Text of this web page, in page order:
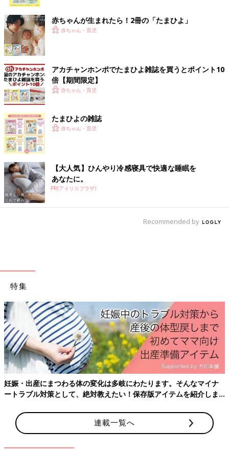
出典：Instagramアカウント「marru____00」
クロシェ（かぎ針編み）が注目を集めているため、着るだけでト
レンドコーデが完成します♪ 投稿のような長袖Tシャツのほか、
ブラウスや半袖Tシャツなど、合わせるインナーしだいで印象が
変わるのも魅力◎。パンツ、スカート、ワンピースなど、どんな
アイテムとも合わせやすいので、着まわし力も抜群です！
着るだけでおしゃ見え！大人顔負けデザインのシャ
ツ・パンツ
赤ちゃんが生まれたら！2冊の「たまひよ」
赤ちゃん・育児
アカチャンホンポでたまひよ雑誌を買うとポイント10
倍【期間限定】
赤ちゃん・育児
たまひよの雑誌
赤ちゃん・育児
【大人気】ひんやり冷感寝具で快適な睡眠を
あなたに。
PR(アイリスプラザ)
Recommended by
特集
妊娠・出産にまつわる体の変化は多岐にわたります。そんなマイナ
ートラブル対策として、絶対教えたい！保存版アイテムを紹介しま
連載一覧へ